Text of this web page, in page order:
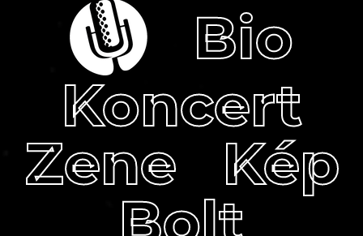
Bio
Koncert
Zene
Kép
Bolt